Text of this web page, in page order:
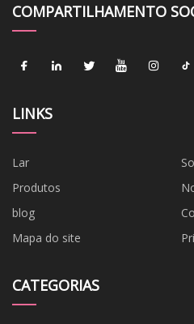
COMPARTILHAMENTO
LINKS
Lar
Produtos
blog
Mapa do site
CATEGORIAS